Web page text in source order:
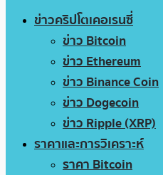
ข่าวคริปโตเคอเรนซี่
ข่าว Bitcoin
ข่าว Ethereum
ข่าว Binance Coin
ข่าว Dogecoin
ข่าว Ripple (XRP)
ราคาและการวิเคราะห์
ราคา Bitcoin